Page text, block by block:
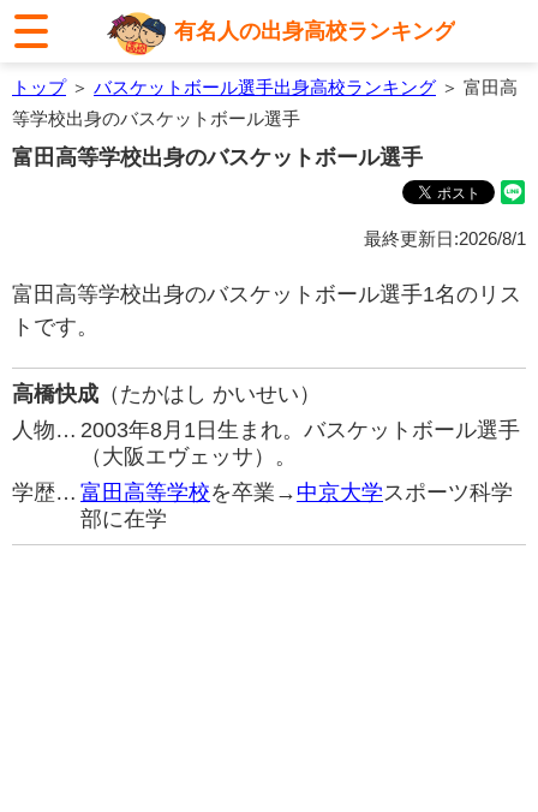
有名人の出身高校ランキング
トップ＞ バスケットボール選手出身高校ランキング ＞ 富田高
等学校出身のバスケットボール選手
富田高等学校出身のバスケットボール選手
最終更新日:2026/8/1
富田高等学校出身のバスケットボール選手1名のリス
トです。
高橋快成 （たかはし かいせい）
人物… 2003年8月1日生まれ。バスケットボール選手
（大阪エヴェッサ）。
学歴… 富田高等学校を卒業→ 中京大学スポーツ科学
部に在学